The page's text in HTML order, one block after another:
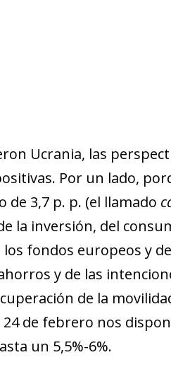
Ucrania, las
Por un lado,
3,7 p. p. (el llamado
la inversión, del
fondos europeos y
y de las
de la
de febrero nos
un 5,5%-6%.